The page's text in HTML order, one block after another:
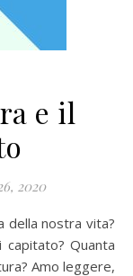
e il
2020
capitato? Quanta
Amo leggere,